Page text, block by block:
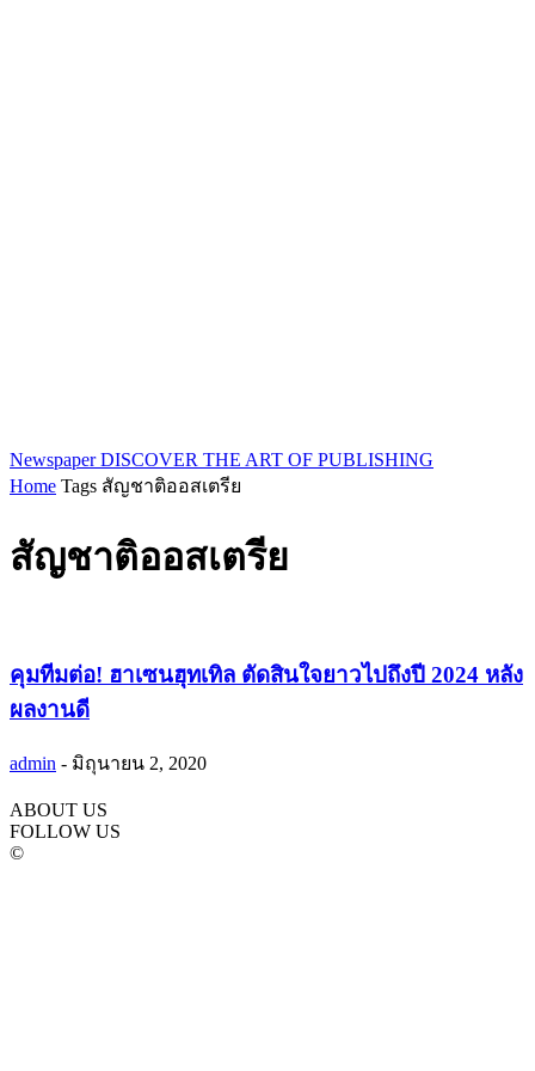
Newspaper DISCOVER THE ART OF PUBLISHING
Home Tags สัญชาติออสเตรีย
สัญชาติออสเตรีย
คุมทีมต่อ! ฮาเซนฮุทเทิล ตัดสินใจยาวไปถึงปี 2024 หลัง
ผลงานดี
admin - มิถุนายน 2, 2020
ABOUT US
FOLLOW US
©